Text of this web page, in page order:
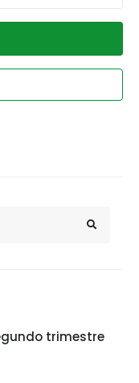
trimestre